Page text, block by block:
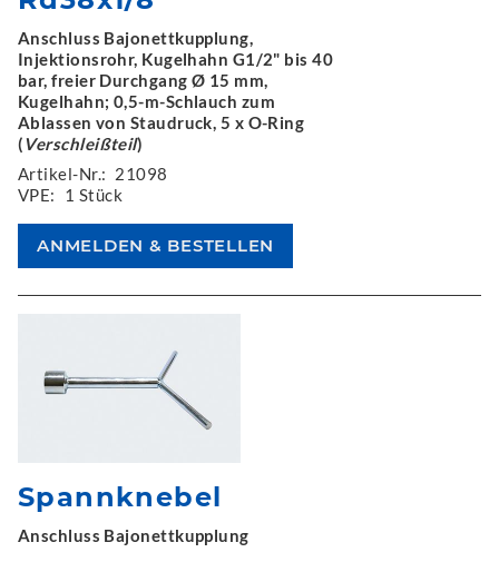
Anschluss Bajonettkupplung,
Injektionsrohr, Kugelhahn G1/2" bis 40
bar, freier Durchgang Ø 15 mm,
Kugelhahn; 0,5-m-Schlauch zum
Ablassen von Staudruck, 5 x O-Ring
(Verschleißteil)
Artikel-Nr.: 21098
VPE:
1 Stück
Spannknebel
Anschluss Bajonettkupplung